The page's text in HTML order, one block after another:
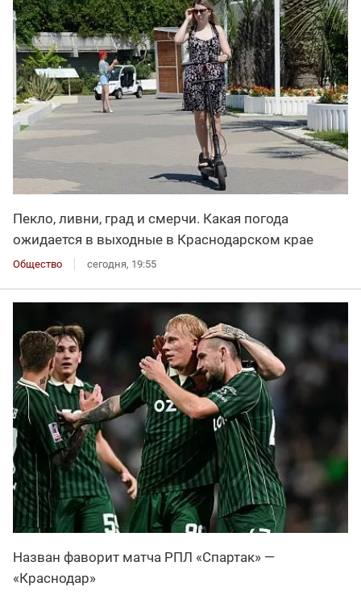
Пекло, ливни, град и смерчи. Какая погода
ожидается в выходные в Краснодарском крае
Общество сегодня, 19:55
Назван фаворит матча РПЛ «Спартак» —
«Краснодар»